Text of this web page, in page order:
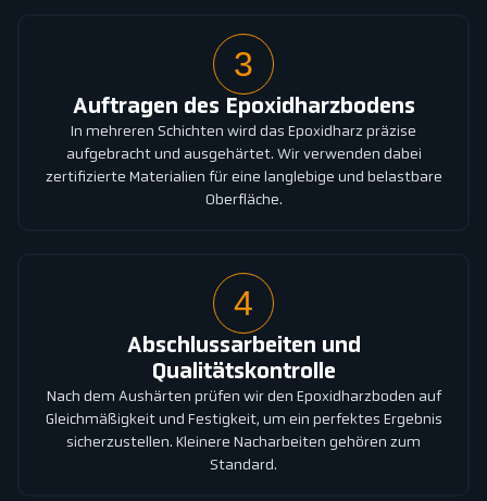
3
Auftragen des Epoxidharzbodens
In mehreren Schichten wird das Epoxidharz präzise
aufgebracht und ausgehärtet. Wir verwenden dabei
zertifizierte Materialien für eine langlebige und belastbare
Oberfläche.
4
Abschlussarbeiten und
Qualitätskontrolle
Nach dem Aushärten prüfen wir den Epoxidharzboden auf
Gleichmäßigkeit und Festigkeit, um ein perfektes Ergebnis
sicherzustellen. Kleinere Nacharbeiten gehören zum
Standard.